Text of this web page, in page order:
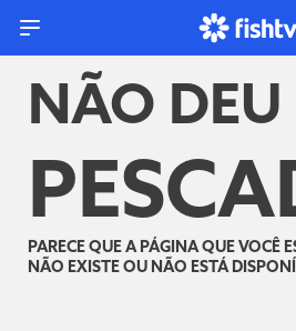
NÃO DEU
PARECE QUE A PÁGINA QUE VOCÊ
NÃO EXISTE OU NÃO ESTÁ